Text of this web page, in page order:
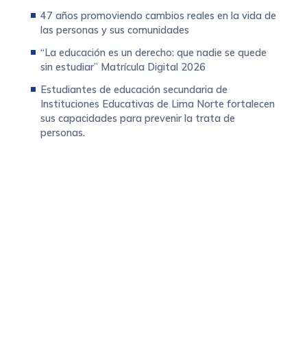
47 años promoviendo cambios reales en la vida de
las personas y sus comunidades
“La educación es un derecho: que nadie se quede
sin estudiar” Matrícula Digital 2026
Estudiantes de educación secundaria de
Instituciones Educativas de Lima Norte fortalecen
sus capacidades para prevenir la trata de
personas.